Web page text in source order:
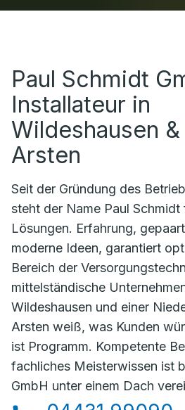
Paul Schmidt
Installateur in
Wildeshausen
Arsten
Seit der Gründung des
steht der Name Paul
Lösungen. Erfahrung,
moderne Ideen, garantiert
Bereich der
mittelständische
Wildeshausen und einer
Arsten weiß, was Kunden
ist Programm. Kompetente
fachliches Meisterwissen ist
GmbH unter einem Dach